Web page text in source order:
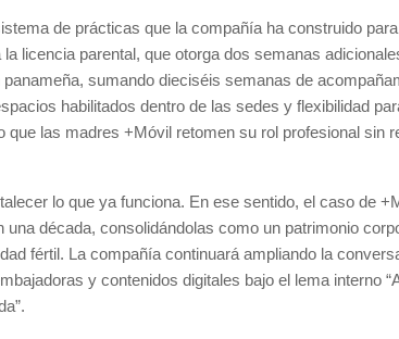
de prácticas que la compañía ha construido
licencia parental, que otorga dos semanas
sumando dieciséis semanas de
habilitados dentro de las sedes y flexibilidad
que las madres +Móvil retomen su rol profesional sin
lo que ya funciona. En ese sentido, el caso de
década, consolidándolas como un patrimonio
fértil. La compañía continuará ampliando la
y contenidos digitales bajo el lema interno